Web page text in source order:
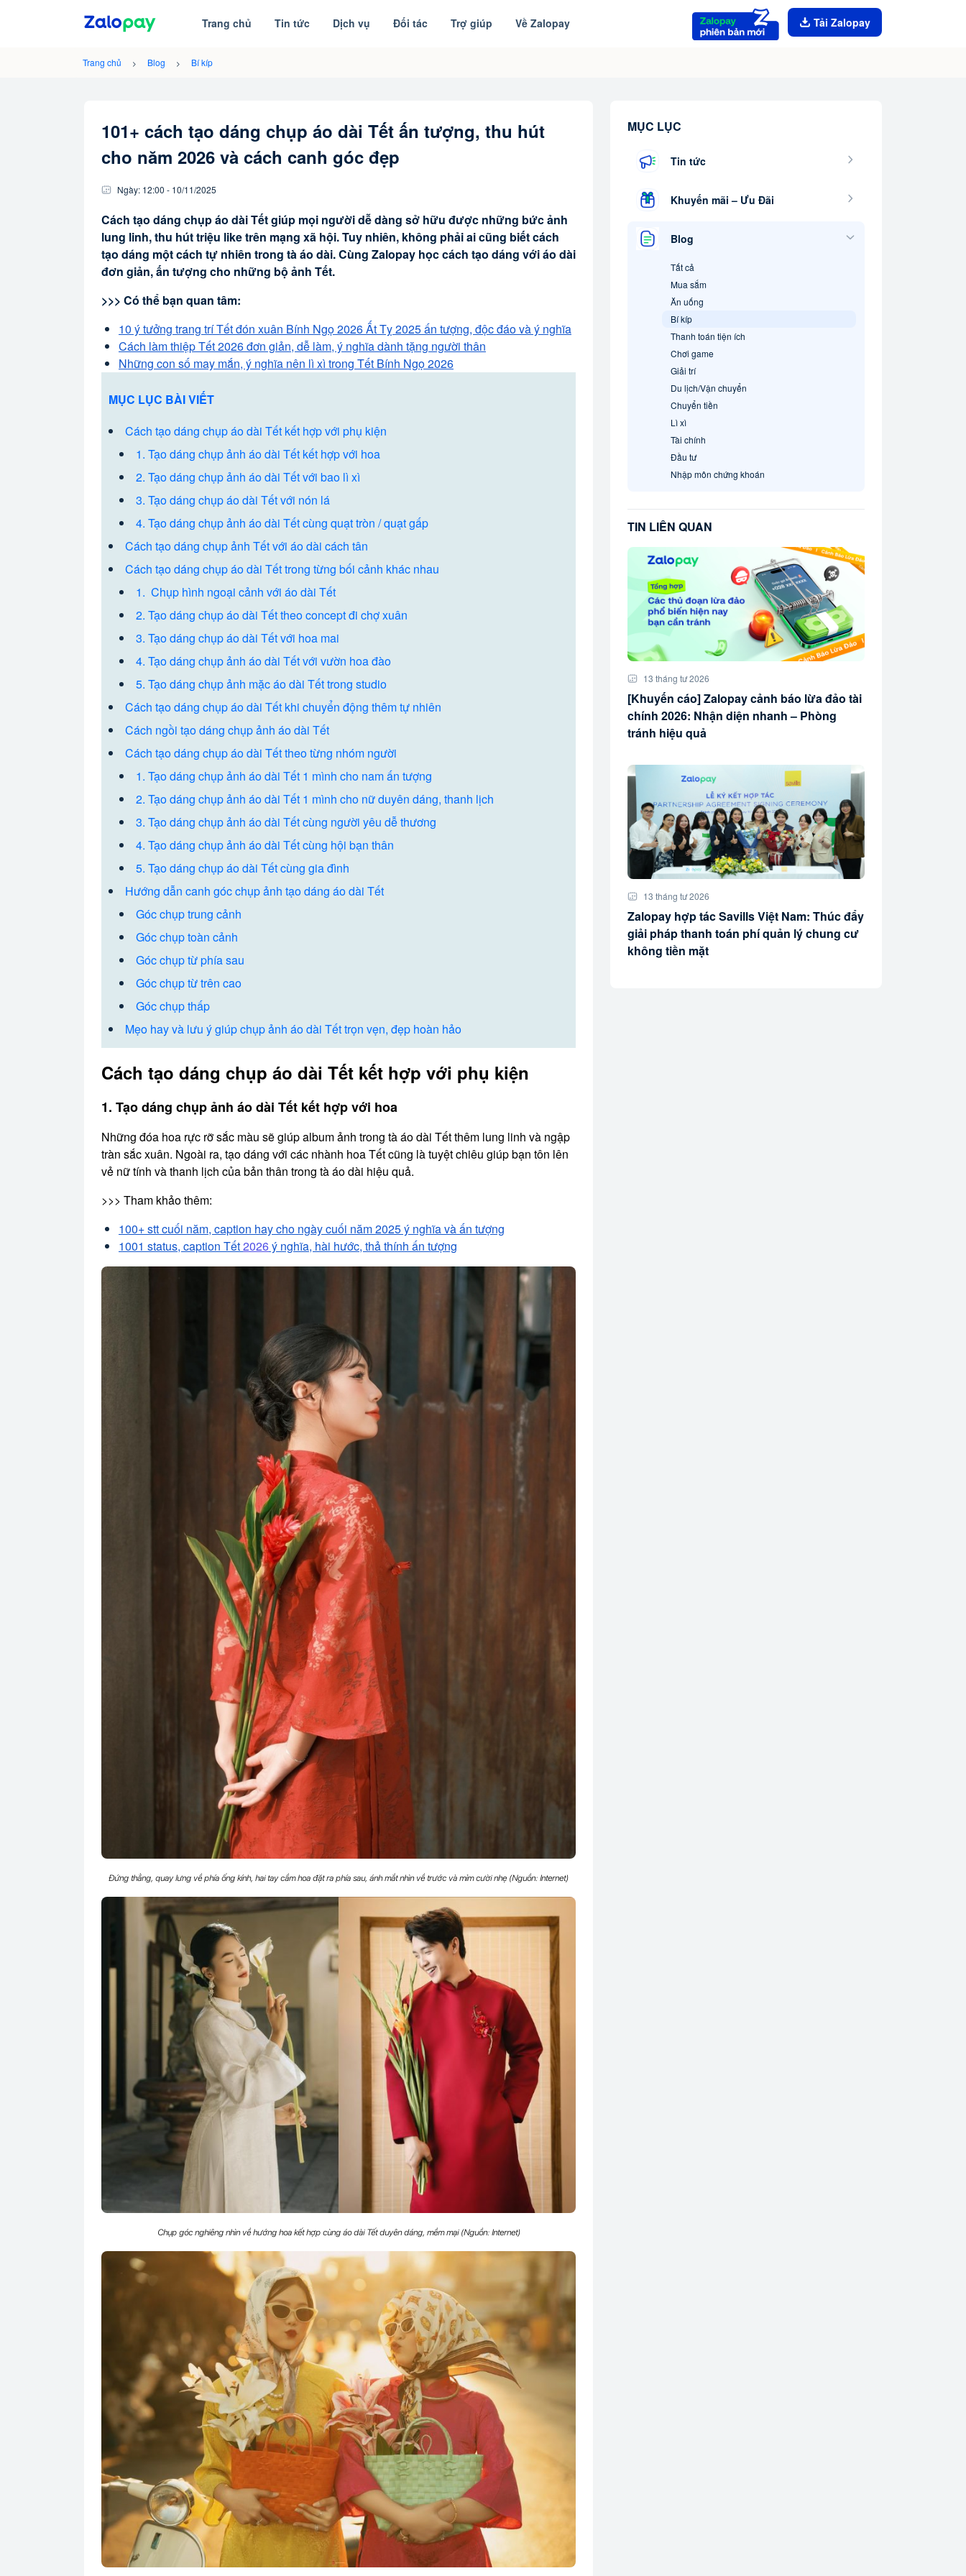
Trang chủ Tin tức Dịch vụ Đối tác Trợ giúp Về Zalopay Tải Zalopay
Trang chủ Blog Bí kíp
101+ cách tạo dáng chụp áo dài Tết ấn tượng, thu hút
cho năm 2026 và cách canh góc đẹp
Ngày: 12:00 - 10/11/2025
Cách tạo dáng chụp áo dài Tết giúp mọi người dễ dàng sở hữu được những bức ảnh
lung linh, thu hút triệu like trên mạng xã hội. Tuy nhiên, không phải ai cũng biết cách
tạo dáng một cách tự nhiên trong tà áo dài. Cùng Zalopay học cách tạo dáng với áo dài
đơn giản, ấn tượng cho những bộ ảnh Tết.
>>> Có thể bạn quan tâm:
10 ý tưởng trang trí Tết đón xuân Bính Ngọ 2026 Ất Tỵ 2025 ấn tượng, độc đáo và ý nghĩa
Cách làm thiệp Tết 2026 đơn giản, dễ làm, ý nghĩa dành tặng người thân
Những con số may mắn, ý nghĩa nên lì xì trong Tết Bính Ngọ 2026
MỤC LỤC BÀI VIẾT
Cách tạo dáng chụp áo dài Tết kết hợp với phụ kiện
1. Tạo dáng chụp ảnh áo dài Tết kết hợp với hoa
2. Tạo dáng chụp ảnh áo dài Tết với bao lì xì
3. Tạo dáng chụp áo dài Tết với nón lá
4. Tạo dáng chụp ảnh áo dài Tết cùng quạt tròn / quạt gấp
Cách tạo dáng chụp ảnh Tết với áo dài cách tân
Cách tạo dáng chụp áo dài Tết trong từng bối cảnh khác nhau
1. Chụp hình ngoại cảnh với áo dài Tết
2. Tạo dáng chụp áo dài Tết theo concept đi chợ xuân
3. Tạo dáng chụp áo dài Tết với hoa mai
4. Tạo dáng chụp ảnh áo dài Tết với vườn hoa đào
5. Tạo dáng chụp ảnh mặc áo dài Tết trong studio
Cách tạo dáng chụp áo dài Tết khi chuyển động thêm tự nhiên
Cách ngồi tạo dáng chụp ảnh áo dài Tết
Cách tạo dáng chụp áo dài Tết theo từng nhóm người
1. Tạo dáng chụp ảnh áo dài Tết 1 mình cho nam ấn tượng
2. Tạo dáng chụp ảnh áo dài Tết 1 mình cho nữ duyên dáng, thanh lịch
3. Tạo dáng chụp ảnh áo dài Tết cùng người yêu dễ thương
4. Tạo dáng chụp ảnh áo dài Tết cùng hội bạn thân
5. Tạo dáng chụp áo dài Tết cùng gia đình
Hướng dẫn canh góc chụp ảnh tạo dáng áo dài Tết
Góc chụp trung cảnh
Góc chụp toàn cảnh
Góc chụp từ phía sau
Góc chụp từ trên cao
Góc chụp thấp
Mẹo hay và lưu ý giúp chụp ảnh áo dài Tết trọn vẹn, đẹp hoàn hảo
Cách tạo dáng chụp áo dài Tết kết hợp với phụ kiện
1. Tạo dáng chụp ảnh áo dài Tết kết hợp với hoa
Những đóa hoa rực rỡ sắc màu sẽ giúp album ảnh trong tà áo dài Tết thêm lung linh và ngập
tràn sắc xuân. Ngoài ra, tạo dáng với các nhành hoa Tết cũng là tuyệt chiêu giúp bạn tôn lên
vẻ nữ tính và thanh lịch của bản thân trong tà áo dài hiệu quả.
>>> Tham khảo thêm:
100+ stt cuối năm, caption hay cho ngày cuối năm 2025 ý nghĩa và ấn tượng
1001 status, caption Tết2026ý nghĩa, hài hước, thả thính ấn tượng
Đứng thẳng, quay lưng về phía ống kính, hai tay cầm hoa đặt ra phía sau, ánh mắt nhìn về trước và mỉm cười nhẹ (Nguồn: Internet)
Chụp góc nghiêng nhìn về hướng hoa kết hợp cùng áo dài Tết duyên dáng, mềm mại (Nguồn: Internet)
MỤC LỤC
Tin tức
Khuyến mãi – Ưu Đãi
Blog
Tất cả
Mua sắm
Ăn uống
Bí kíp
Thanh toán tiện ích
Chơi game
Giải trí
Du lịch/Vận chuyển
Chuyển tiền
Lì xì
Tài chính
Đầu tư
Nhập môn chứng khoán
TIN LIÊN QUAN
13 tháng tư 2026
[Khuyến cáo] Zalopay cảnh báo lừa đảo tài
chính 2026: Nhận diện nhanh – Phòng
tránh hiệu quả
13 tháng tư 2026
Zalopay hợp tác Savills Việt Nam: Thúc đẩy
giải pháp thanh toán phí quản lý chung cư
không tiền mặt